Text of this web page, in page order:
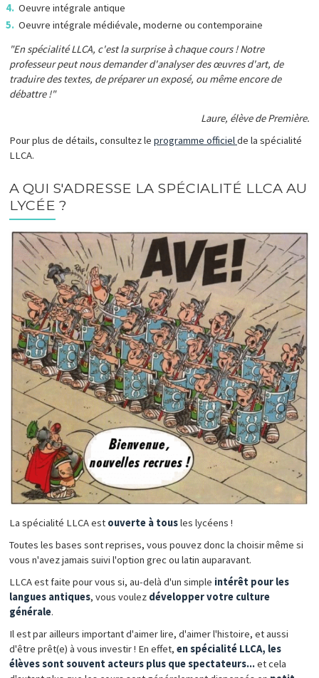
Oeuvre intégrale antique
Oeuvre intégrale médiévale, moderne ou contemporaine
"En spécialité LLCA, c'est la surprise à chaque cours ! Notre
professeur peut nous demander d'analyser des œuvres d'art, de
traduire des textes, de préparer un exposé, ou même encore de
débattre !"
Laure, élève de Première.
Pour plus de détails, consultez le programme officielde la spécialité
LLCA.
A QUI S'ADRESSE LA SPÉCIALITÉ LLCA AU
LYCÉE ?
La spécialité LLCA est ouverte à tousles lycéens !
Toutes les bases sont reprises, vous pouvez donc la choisir même si
vous n'avez jamais suivi l'option grec ou latin auparavant.
LLCA est faite pour vous si, au-delà d'un simple intérêt pour les
langues antiques, vous voulez développer votre culture
générale.
Il est par ailleurs important d'aimer lire, d'aimer l'histoire, et aussi
d'être prêt(e) à vous investir ! En effet, en spécialité LLCA, les
élèves sont souvent acteurs plus que spectateurs...et cela